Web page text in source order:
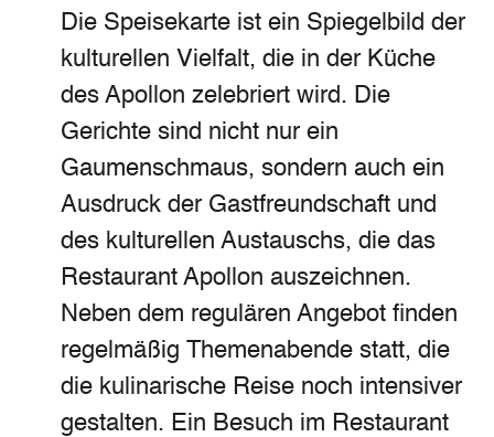
Die Speisekarte ist ein Spiegelbild der
kulturellen Vielfalt, die in der Küche
des Apollon zelebriert wird. Die
Gerichte sind nicht nur ein
Gaumenschmaus, sondern auch ein
Ausdruck der Gastfreundschaft und
des kulturellen Austauschs, die das
Restaurant Apollon auszeichnen.
Neben dem regulären Angebot finden
regelmäßig Themenabende statt, die
die kulinarische Reise noch intensiver
gestalten. Ein Besuch im Restaurant